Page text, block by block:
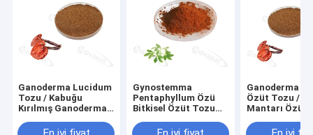
Ganoderma Lucidum
Tozu / Kabuğu
Kırılmış Ganoderma
%98
Gynostemma
Pentaphyllum Özü
Bitkisel Özüt Tozu
Gypenosides / Temiz
Ganoderma
Özüt Tozu /
Mantarı
Alerjen